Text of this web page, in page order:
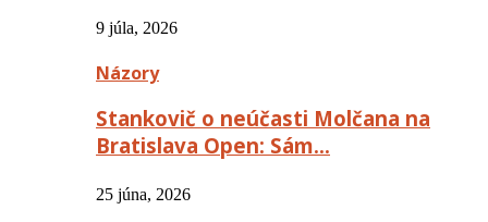
9 júla, 2026
Názory
Stankovič o neúčasti Molčana na
Bratislava Open: Sám…
25 júna, 2026